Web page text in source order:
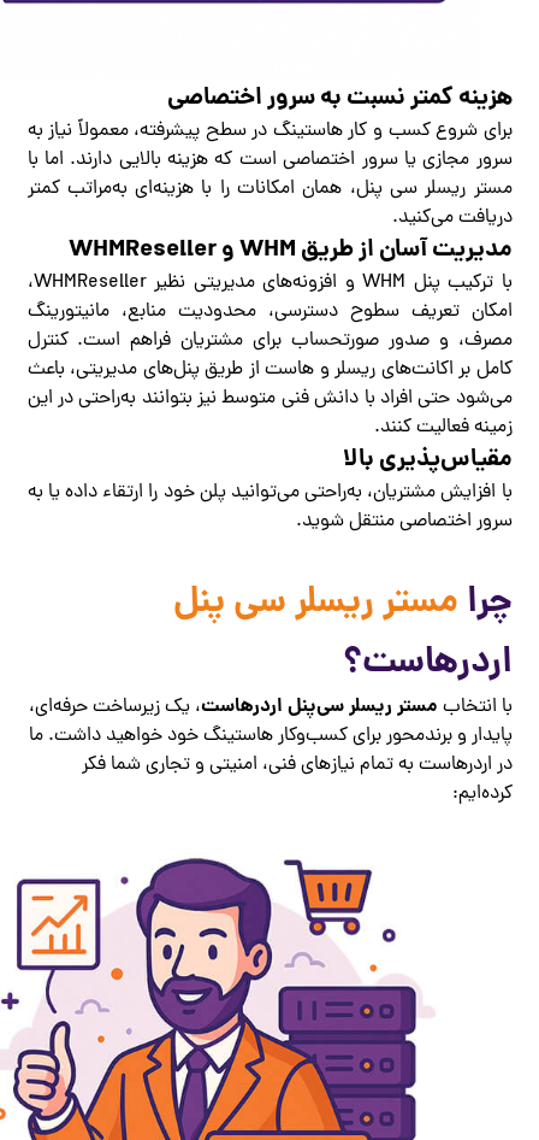
هزینه کمتر نسبت به سرور اختصاصی
برای شروع کسب و کار هاستینگ در سطح پیشرفته، معمولاً نیاز به
سرور مجازی یا سرور اختصاصی است که هزینه بالایی دارند. اما با
مستر ریسلر سی پنل، همان امکانات را با هزینه‌ای به‌مراتب کمتر
دریافت می‌کنید.
مدیریت آسان از طریق وWHMReseller
با ترکیب پنل WHM و افزونه‌های مدیریتی نظیر WHMReseller،
امکان تعریف سطوح دسترسی، محدودیت منابع، مانیتورینگ
مصرف، و صدور صورتحساب برای مشتریان فراهم است. کنترل
کامل بر اکانت‌های ریسلر و هاست از طریق پنل‌های مدیریتی، باعث
می‌شود حتی افراد با دانش فنی متوسط نیز بتوانند به‌راحتی در این
زمینه فعالیت کنند.
مقیاس‌پذیری بالا
با افزایش مشتریان، به‌راحتی می‌توانید پلن خود را ارتقاء داده یا به
سرور اختصاصی منتقل شوید.
چرا مستر ریسلر سی پنل
اردرهاست؟
با انتخاب مستر ریسلر سی‌پنل اردرهاست، یک زیرساخت حرفه‌ای،
پایدار و برندمحور برای کسب‌وکار هاستینگ خود خواهید داشت. ما
در اردرهاست به تمام نیازهای فنی، امنیتی و تجاری شما فکر
کرده‌ایم: